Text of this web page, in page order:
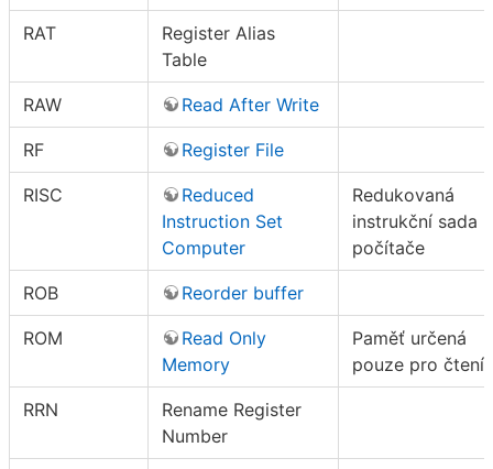
RAT
Register Alias
Table
RAW Read After Write
RF Register File
RISC
Reduced
Instruction Set
Computer
Redukovaná
instrukční sada
počítače
ROB Reorder buffer
ROM
Read Only
Memory
Paměť určená
pouze pro čtení
RRN
Rename Register
Number